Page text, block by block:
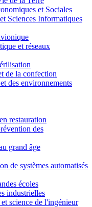
et Sociales
Sciences Informatiques
et réseaux
de la confection
des environnements
restauration
des
grand âge
de systèmes automatisés
écoles
industrielles
science de l'ingénieur